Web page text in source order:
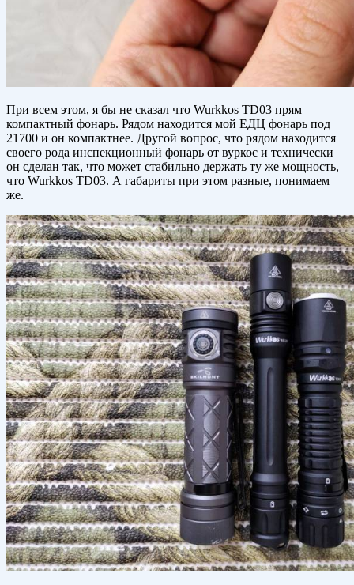
При всем этом, я бы не сказал что Wurkkos TD03 прям
компактный фонарь. Рядом находится мой ЕДЦ фонарь под
21700 и он компактнее. Другой вопрос, что рядом находится
своего рода инспекционный фонарь от вуркос и технически
он сделан так, что может стабильно держать ту же мощность,
что Wurkkos TD03. А габариты при этом разные, понимаем
же.